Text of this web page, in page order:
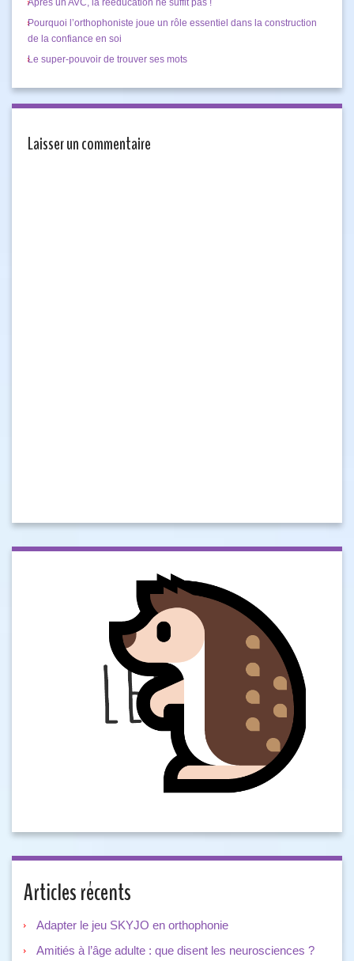
Après un AVC, la rééducation ne suffit pas !
Pourquoi l’orthophoniste joue un rôle essentiel dans la construction
de la confiance en soi
Le super-pouvoir de trouver ses mots
Laisser un commentaire
Articles récents
Adapter le jeu SKYJO en orthophonie
Amitiés à l’âge adulte : que disent les neurosciences ?